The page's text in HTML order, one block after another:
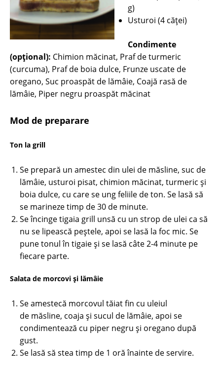
g)
Usturoi (4 căţei)
Condimente
(opțional): Chimion măcinat, Praf de turmeric
(curcuma), Praf de boia dulce, Frunze uscate de
oregano, Suc proaspăt de lămâie, Coajă rasă de
lămâie, Piper negru proaspăt măcinat
Mod de preparare
Ton la grill
Se prepară un amestec din ulei de măsline, suc de
lămâie, usturoi pisat, chimion măcinat, turmeric şi
boia dulce, cu care se ung feliile de ton. Se lasă să
se marineze timp de 30 de minute.
Se încinge tigaia grill unsă cu un strop de ulei ca să
nu se lipească peştele, apoi se lasă la foc mic. Se
pune tonul în tigaie şi se lasă câte 2-4 minute pe
fiecare parte.
Salata de morcovi şi lămâie
Se amestecă morcovul tăiat fin cu uleiul
de măsline, coaja şi sucul de lămâie, apoi se
condimentează cu piper negru şi oregano după
gust.
Se lasă să stea timp de 1 oră înainte de servire.